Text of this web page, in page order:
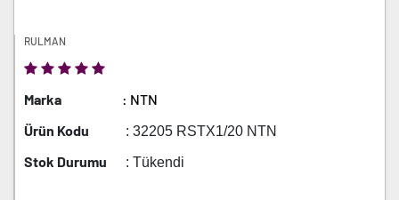
RULMAN
Marka
: NTN
Ürün Kodu
: 32205 RSTX1/20 NTN
Stok Durumu : Tükendi